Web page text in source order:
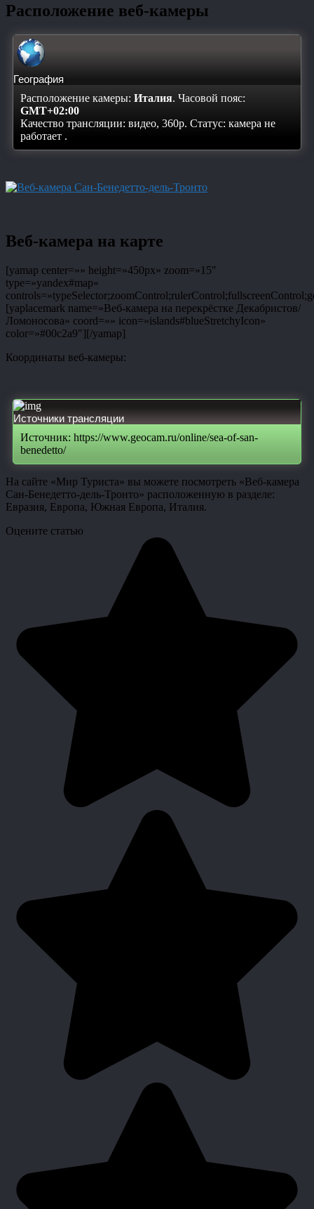
Расположение веб-камеры
География
Расположение камеры: Италия. Часовой пояс:
GMT+02:00
Качество трансляции: видео, 360p. Статус: камера не
работает .
Веб-камера на карте
[yamap center=»» height=»450px» zoom=»15″
type=»yandex#map»
[yaplacemark name=»Веб-камера на перекрёстке Декабристов/
Ломоносова» coord=»» icon=»islands#blueStretchyIcon»
color=»#00c2a9″][/yamap]
Координаты веб-камеры:
Источники трансляции
Источник: https://www.geocam.ru/online/sea-of-san-
benedetto/
На сайте «Мир Туриста» вы можете посмотреть «Веб-камера
Сан-Бенедетто-дель-Тронто» расположенную в разделе:
Евразия, Европа, Южная Европа, Италия.
Оцените статью